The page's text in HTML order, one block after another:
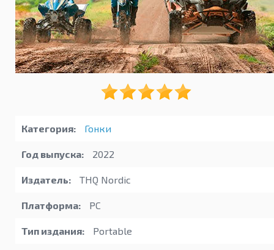
Категория: Гонки
Год выпуска: 2022
Издатель: THQ Nordic
Платформа: PC
Тип издания: Portable